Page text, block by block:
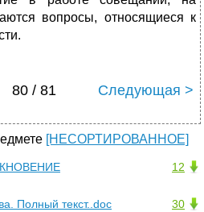
вопросы, относящиеся к
80 / 81 Следующая >
[НЕСОРТИРОВАННОЕ]
12
30
Полный текст..doc